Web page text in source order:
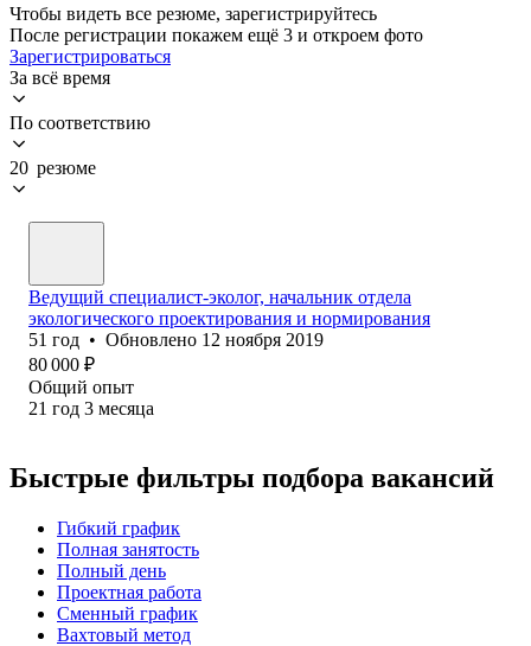
Чтобы видеть все резюме, зарегистрируйтесь
После регистрации покажем ещё 3 и откроем фото
Зарегистрироваться
За всё время
По соответствию
20 резюме
Ведущий специалист-эколог, начальник отдела
экологического проектирования и нормирования
51 год • Обновлено 12 ноября 2019
80 000 ₽
Общий опыт
21 год 3 месяца
Быстрые фильтры подбора вакансий
Гибкий график
Полная занятость
Полный день
Проектная работа
Сменный график
Вахтовый метод